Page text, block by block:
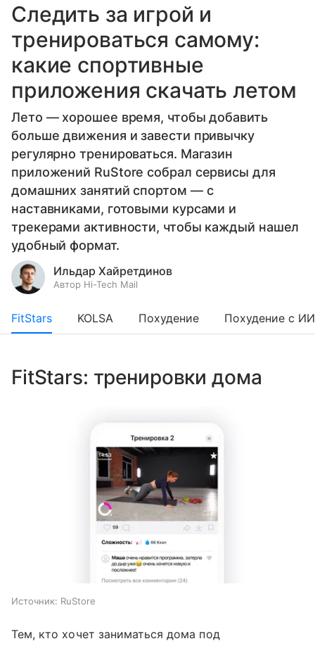
Следить за игрой и
тренироваться самому:
какие спортивные
приложения скачать летом
Лето — хорошее время, чтобы добавить
больше движения и завести привычку
регулярно тренироваться. Магазин
приложений RuStore собрал сервисы для
домашних занятий спортом — с
наставниками, готовыми курсами и
трекерами активности, чтобы каждый нашел
удобный формат.
Ильдар Хайретдинов
Автор Hi-Tech Mail
FitStars KOLSA Похудение Похудение с ИИ
FitStars: тренировки дома
Источник: RuStore
Тем, кто хочет заниматься дома под